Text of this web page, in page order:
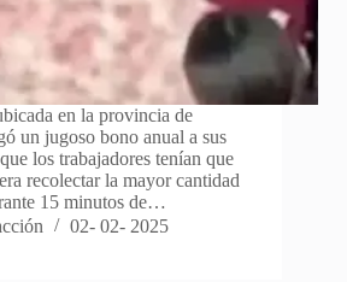
en la provincia de
un jugoso bono anual a sus
los trabajadores tenían que
recolectar la mayor cantidad
15 minutos de…
02- 02- 2025